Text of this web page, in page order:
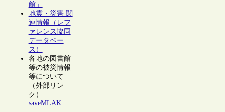
館」
地震・災害 関
連情報（レフ
ァレンス協同
データベー
ス）
各地の図書館
等の被災情報
等について
（外部リン
ク）
saveMLAK